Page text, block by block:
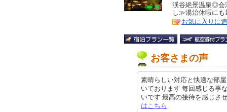
リ
ア
特
徴
渓谷絶景温泉◎会
し≫湯治休暇にも
お気に入りに
お客さまの声
素晴らしい対応と快適な部
いております 毎回感じる事
いです 最高の接待を感じ
はこちら